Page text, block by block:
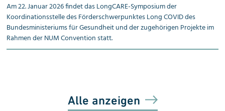
Am 22. Januar 2026 findet das LongCARE-Symposium der
Koordinationsstelle des Förderschwerpunktes Long COVID des
Bundesministeriums für Gesundheit und der zugehörigen Projekte im
Rahmen der NUM Convention statt.
Alle anzeigen